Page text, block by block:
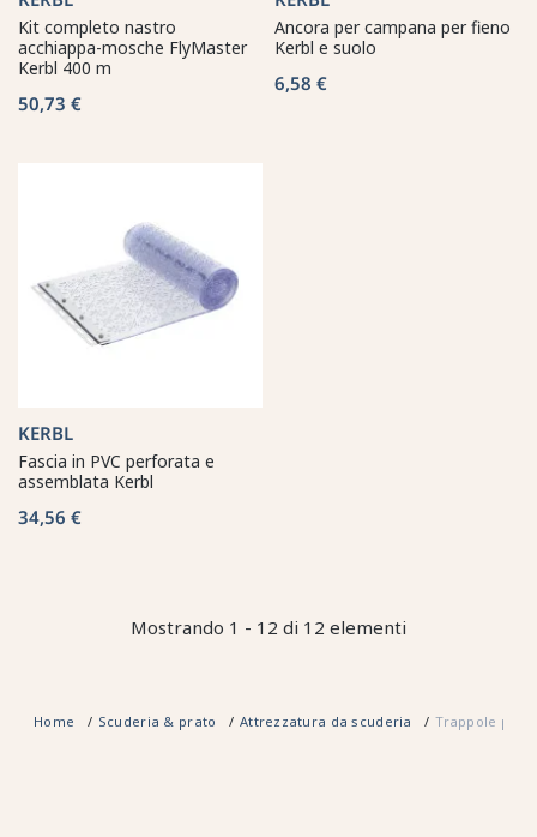
Kit completo nastro
acchiappa-mosche FlyMaster
Kerbl 400 m
50,73 €
Ancora per campana per fieno
Kerbl e suolo
6,58 €
KERBL
Fascia in PVC perforata e
assemblata Kerbl
34,56 €
Mostrando 1 - 12 di 12 elementi
Home Scuderia & prato Attrezzatura da scuderia Trappole per